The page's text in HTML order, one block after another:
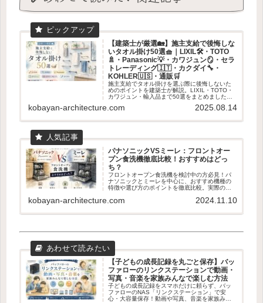
【建築士が厳選🏡】施主支給で後悔しな
いタオル掛け50選🧺｜LIXIL🛠・TOTO
🚿・Panasonic💡・カワジュン🪞・セラ
トレーディング🇮🇹・カクダイ🔧・
KOHLER🇺🇸・通販🛒
施主支給でタオル掛けを選ぶ際に後悔しないた
めのポイントを建築士が解説。LIXIL・TOTO・
カワジュン・輸入品まで50選をまとめました。
失敗しない素材・取付位置の基準も紹介。
kobayan-architecture.com 2025.08.14
パナソニックVSミーレ：フロントオー
プン食洗機徹底比較！おすすめはどっ
ち？
フロントオープン食洗機を検討中の方必見！パ
ナソニックとミーレを中心に、おすすめ機種の
特徴や選び方のポイントを徹底比較。実際のユ
びをサポートします。容量、乾燥機能、使いや
kobayan-architecture.com 2024.11.10
【子どもの成長記録を丸ごと保存】バッ
ファローのリンクステーションで動画・
写真・音楽を家族みんなで楽しむ方法
子どもの成長記録をスマホだけに頼らず、バッ
ファローのNAS「リンクステーション」で安
心・大容量保存！動画や写真、音楽を家族みん